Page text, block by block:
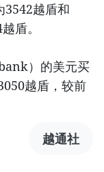
3542越盾和
盾。
）的美元买
越盾，较前
越通社